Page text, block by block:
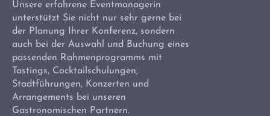
Unsere erfahrene Eventmanagerin
unterstützt Sie nicht nur sehr gerne bei
der Planung Ihrer Konferenz, sondern
auch bei der Auswahl und Buchung eines
passenden Rahmenprogramms mit
Tastings, Cocktailschulungen,
Stadtführungen, Konzerten und
Arrangements bei unseren
Gastronomischen Partnern.